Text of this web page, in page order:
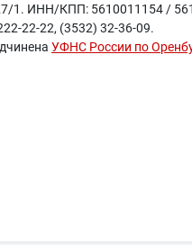
1. ИНН/КПП: 5610011154 /
22-22, (3532) 32-36-09.
УФНС России по